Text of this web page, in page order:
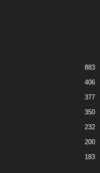
883
406
377
350
232
200
183